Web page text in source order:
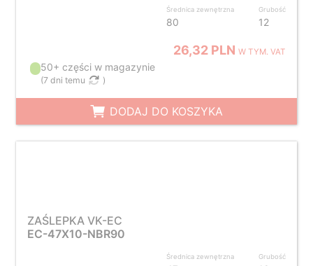
Średnica zewnętrzna
80
Grubość
12
26,32 PLNW TYM. VAT
50+ części w magazynie
(7 dni temu )
DODAJ DO KOSZYKA
ZAŚLEPKA VK-EC
EC-47X10-NBR90
Średnica zewnętrzna Grubość